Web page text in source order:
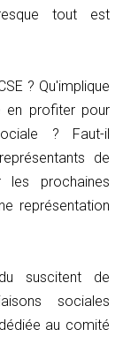
tout est
? Qu'implique
en profiter pour
? Faut-il
de
prochaines
représentation
suscitent de
sociales
au comité